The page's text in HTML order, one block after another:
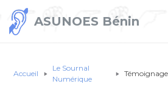
ASUNOES Bénin
Accueil
Le Sournal
Numérique